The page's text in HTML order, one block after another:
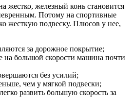
жестко, железный конь становится
Потому на спортивные
жесткую подвеску. Плюсов у нее,
за дорожное покрытие;
на большой скорости машина почти
без усилий;
чем у мягкой подвески;
развить большую скорость за